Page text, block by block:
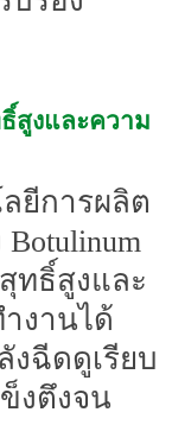
สูงและความ
ยีการผลิต
ทธิ์สูงและ
งานได้
งฉีดดูเรียบ
งตึงจน